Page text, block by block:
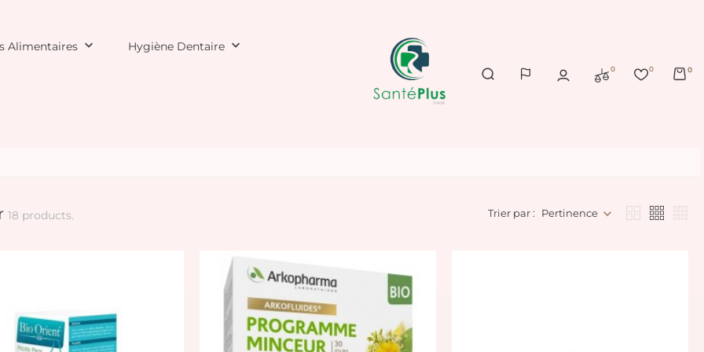
Alimentaires keyboard_arrow_down Hygiène Dentaire keyboard_arrow_down
0 0 0
18 products. Trier par : Pertinence